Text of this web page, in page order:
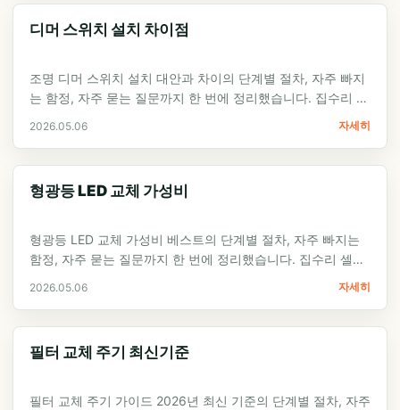
디머 스위치 설치 차이점
조명 디머 스위치 설치 대안과 차이의 단계별 절차, 자주 빠지
는 함정, 자주 묻는 질문까지 한 번에 정리했습니다. 집수리 셀
2026.05.06 자세히
형광등 LED 교체 가성비
형광등 LED 교체 가성비 베스트의 단계별 절차, 자주 빠지는
함정, 자주 묻는 질문까지 한 번에 정리했습니다. 집수리 셀프
2026.05.06 자세히
필터 교체 주기 최신기준
필터 교체 주기 가이드 2026년 최신 기준의 단계별 절차, 자주